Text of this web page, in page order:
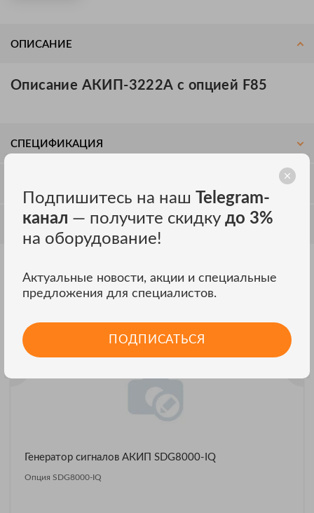
ОПИСАНИЕ
Описание АКИП-3222А с опцией F85
СПЕЦИФИКАЦИЯ
ОБСУЖДЕНИЕ
Другие модели АКИП ВСЕ МОДЕЛИ
Генератор сигналов АКИП SDG8000-IQ
Опция SDG8000-IQ
Подпишитесь на наш Telegram-
канал — получите скидку до 3%
на оборудование!
Актуальные новости, акции и специальные
предложения для специалистов.
ПОДПИСАТЬСЯ